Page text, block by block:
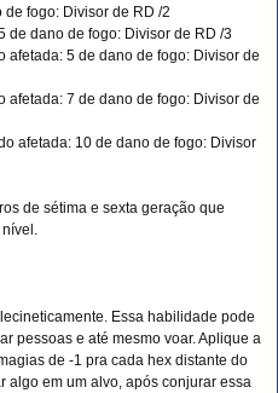
fogo: Divisor de RD /2
de dano de fogo: Divisor de RD /3
afetada: 5 de dano de fogo: Divisor de
afetada: 7 de dano de fogo: Divisor de
afetada: 10 de dano de fogo: Divisor
de sétima e sexta geração que
nível.
Essa habilidade pode
pessoas e até mesmo voar. Aplique a
de -1 pra cada hex distante do
algo em um alvo, após conjurar essa